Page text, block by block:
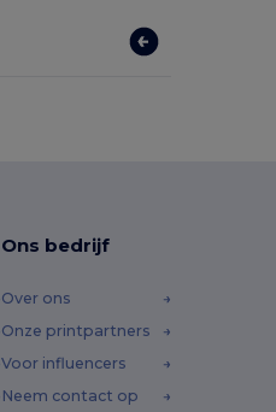
Ons bedrijf
Over ons
Onze printpartners
Voor influencers
Neem contact op